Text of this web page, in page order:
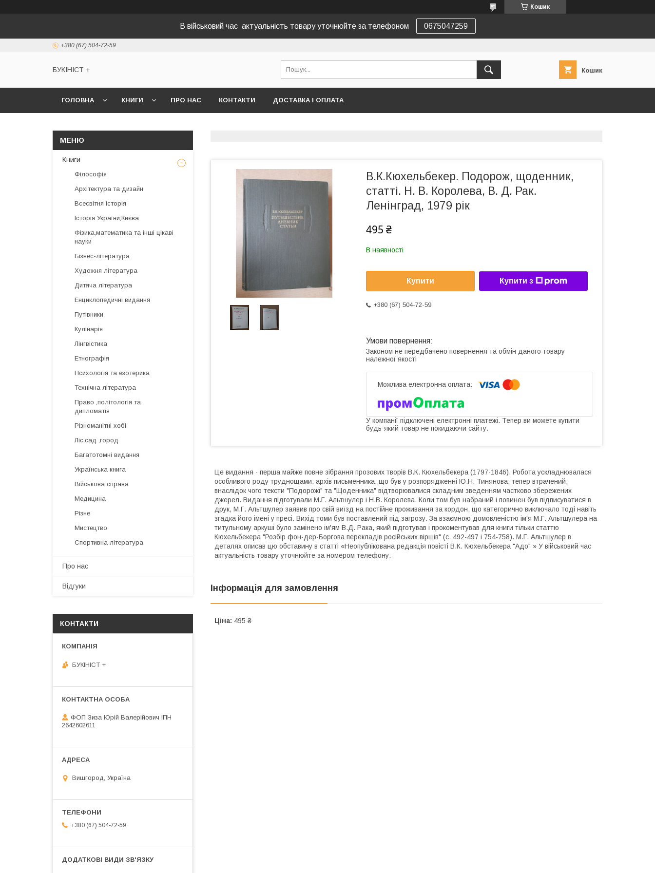
Кошик
В військовий час актуальність товару уточнюйте за телефоном 0675047259
+380 (67) 504-72-59
БУКІНІСТ + Кошик
ГОЛОВНА КНИГИ ПРО НАС КОНТАКТИ ДОСТАВКА І ОПЛАТА
В.К.Кюхельбекер. Подорож, щоденник,
статті. Н. В. Королева, В. Д. Рак.
Ленінград, 1979 рік
495 ₴
В наявності
Купити Купити з
+380 (67) 504-72-59
Законом не передбачено повернення та обмін даного товару
належної якості
У компанії підключені електронні платежі. Тепер ви можете купити
будь-який товар не покидаючи сайту.
Це видання - перша майже повне зібрання прозових творів В.К. Кюхельбекера (1797-1846). Робота ускладнювалася
особливого роду труднощами: архів письменника, що був у розпорядженні Ю.Н. Тинянова, тепер втрачений,
внаслідок чого тексти "Подорожі" та "Щоденника" відтворювалися складним зведенням частково збережених
джерел. Видання підготували М.Г. Альтшулер і Н.В. Королева. Коли том був набраний і повинен був підписуватися в
друк, М.Г. Альтшулер заявив про свій виїзд на постійне проживання за кордон, що категорично виключало тоді навіть
згадка його імені у пресі. Вихід томи був поставлений під загрозу. За взаємною домовленістю ім'я М.Г. Альтшулера на
титульному аркуші було замінено ім'ям В.Д. Рака, який підготував і прокоментував для книги тільки статтю
Кюхельбекера "Розбір фон-дер-Боргова перекладів російських віршів" (с. 492-497 і 754-758). М.Г. Альтшулер в
деталях описав цю обставину в статті «Неопублікована редакція повісті В.К. Кюхельбекера "Адо" » У військовий час
актуальність товару уточнюйте за номером телефону.
Інформація для замовлення
Ціна: 495 ₴
Книги
Філософія
Архітектура та дизайн
Всесвітня історія
Історія України,Києва
Фізика,математика та інші цікаві
науки
Бізнес-література
Художня література
Дитяча література
Енциклопедичні видання
Путівники
Кулінарія
Лінгвістика
Етнографія
Психологія та езотерика
Технічна література
Право ,політологія та
дипломатія
Різноманітні хобі
Ліс,сад ,город
Багатотомні видання
Українська книга
Військова справа
Медицина
Різне
Мистецтво
Спортивна література
Про нас
Відгуки
КОНТАКТИ
БУКІНІСТ +
ФОП Зиза Юрій Валерійович ІПН
2642602611
Вишгород, Україна
+380 (67) 504-72-59